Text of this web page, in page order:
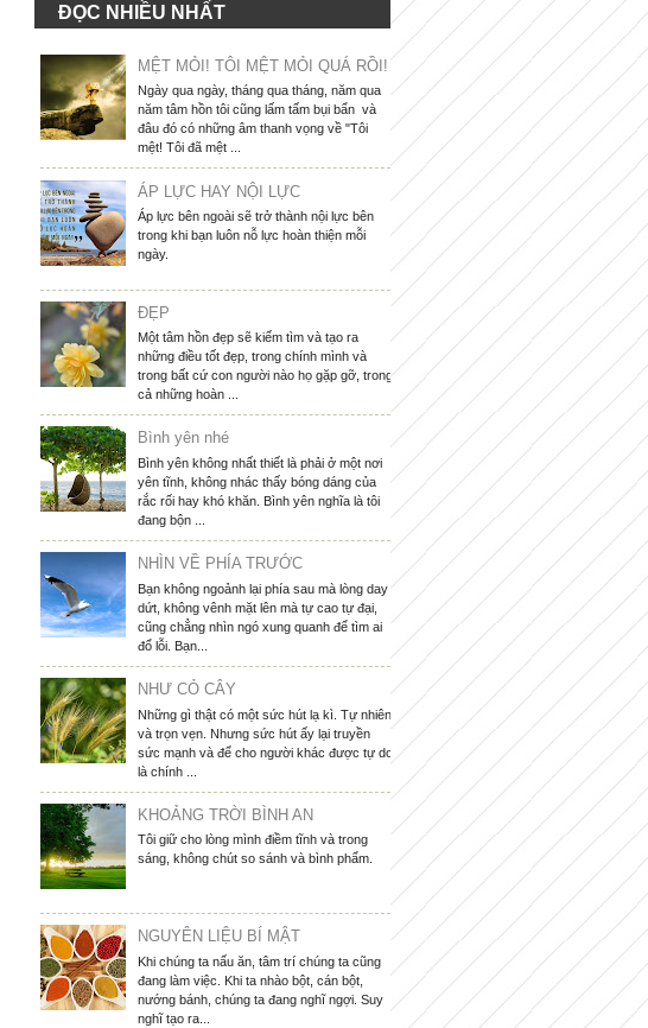
ĐỌC NHIỀU NHẤT
MỆT MỎI! TÔI MỆT MỎI QUÁ RỒI!
Ngày qua ngày, tháng qua tháng, năm qua
năm tâm hồn tôi cũng lấm tấm bụi bẩn và
đâu đó có những âm thanh vọng về "Tôi
mệt! Tôi đã mệt ...
ÁP LỰC HAY NỘI LỰC
Áp lực bên ngoài sẽ trở thành nội lực bên
trong khi bạn luôn nỗ lực hoàn thiện mỗi
ngày.
ĐẸP
Một tâm hồn đẹp sẽ kiếm tìm và tạo ra
những điều tốt đẹp, trong chính mình và
trong bất cứ con người nào họ gặp gỡ, trong
cả những hoàn ...
Bình yên nhé
Bình yên không nhất thiết là phải ở một nơi
yên tĩnh, không nhác thấy bóng dáng của
rắc rối hay khó khăn. Bình yên nghĩa là tôi
đang bộn ...
NHÌN VỀ PHÍA TRƯỚC
Bạn không ngoảnh lại phía sau mà lòng day
dứt, không vênh mặt lên mà tự cao tự đại,
cũng chẳng nhìn ngó xung quanh để tìm ai
đổ lỗi. Bạn...
NHƯ CỎ CÂY
Những gì thật có một sức hút lạ kì. Tự nhiên
và trọn vẹn. Nhưng sức hút ấy lại truyền
sức mạnh và để cho người khác được tự do
là chính ...
KHOẢNG TRỜI BÌNH AN
Tôi giữ cho lòng mình điềm tĩnh và trong
sáng, không chút so sánh và bình phẩm.
NGUYÊN LIỆU BÍ MẬT
Khi chúng ta nấu ăn, tâm trí chúng ta cũng
đang làm việc. Khi ta nhào bột, cán bột,
nướng bánh, chúng ta đang nghĩ ngợi. Suy
nghĩ tạo ra...